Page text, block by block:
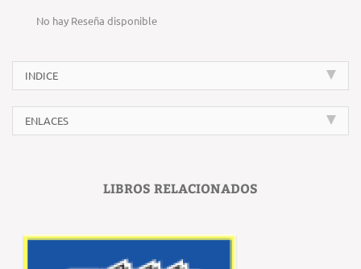
No hay Reseña disponible
INDICE
ENLACES
LIBROS RELACIONADOS